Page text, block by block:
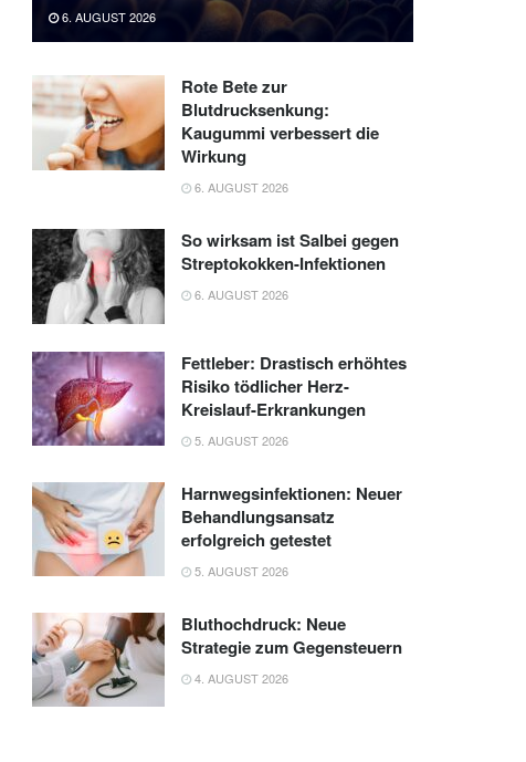
6. AUGUST 2026
Rote Bete zur
Blutdrucksenkung:
Kaugummi verbessert die
Wirkung
6. AUGUST 2026
So wirksam ist Salbei gegen
Streptokokken-Infektionen
6. AUGUST 2026
Fettleber: Drastisch erhöhtes
Risiko tödlicher Herz-
Kreislauf-Erkrankungen
5. AUGUST 2026
Harnwegsinfektionen: Neuer
Behandlungsansatz
erfolgreich getestet
5. AUGUST 2026
Bluthochdruck: Neue
Strategie zum Gegensteuern
4. AUGUST 2026